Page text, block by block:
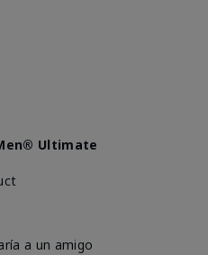
Ultimate
a un amigo